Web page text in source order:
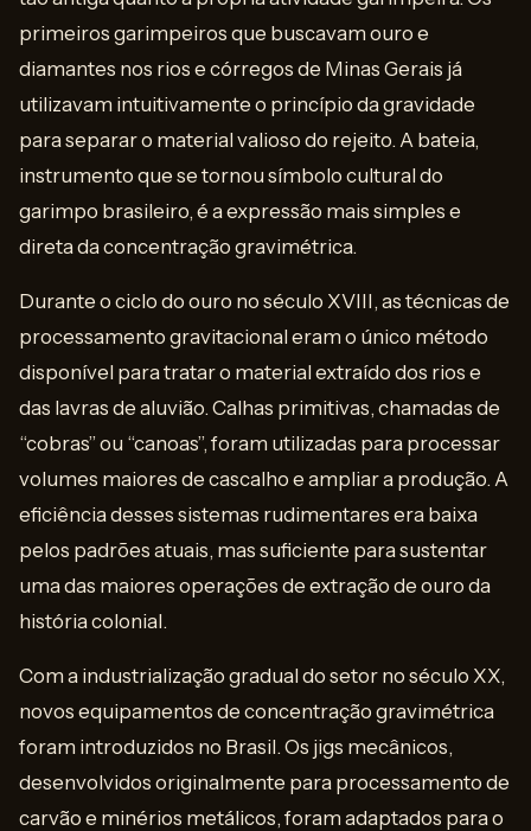
primeiros garimpeiros que buscavam ouro e
diamantes nos rios e córregos de Minas Gerais já
utilizavam intuitivamente o princípio da gravidade
para separar o material valioso do rejeito. A bateia,
instrumento que se tornou símbolo cultural do
garimpo brasileiro, é a expressão mais simples e
direta da concentração gravimétrica.
Durante o ciclo do ouro no século XVIII, as técnicas de
processamento gravitacional eram o único método
disponível para tratar o material extraído dos rios e
das lavras de aluvião. Calhas primitivas, chamadas de
“cobras” ou “canoas”, foram utilizadas para processar
volumes maiores de cascalho e ampliar a produção. A
eficiência desses sistemas rudimentares era baixa
pelos padrões atuais, mas suficiente para sustentar
uma das maiores operações de extração de ouro da
história colonial.
Com a industrialização gradual do setor no século XX,
novos equipamentos de concentração gravimétrica
foram introduzidos no Brasil. Os jigs mecânicos,
desenvolvidos originalmente para processamento de
carvão e minérios metálicos, foram adaptados para o